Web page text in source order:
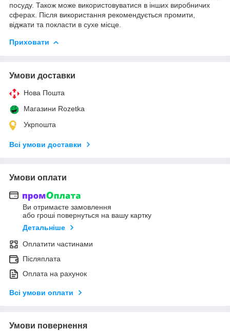
посуду. Також може використовуватися в інших виробничих
сферах. Після використання рекомендується промити,
віджати та покласти в сухе місце.
Приховати
Умови доставки
Нова Пошта
Магазини Rozetka
Укрпошта
Всі умови доставки
Умови оплати
Ви отримаєте замовлення
або гроші повернуться на вашу картку
Детальніше
Оплатити частинами
Післяплата
Оплата на рахунок
Всі умови оплати
Умови повернення